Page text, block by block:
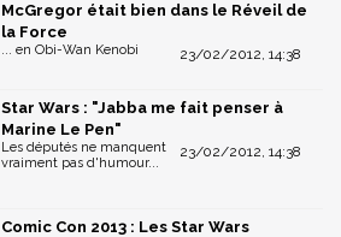
McGregor était bien dans le Réveil de
la Force
23/02/2012, 14:38
... en Obi-Wan Kenobi
Star Wars : "Jabba me fait penser à
Marine Le Pen"
23/02/2012, 14:38
Les députés ne manquent
vraiment pas d'humour...
Comic Con 2013 : Les Star Wars